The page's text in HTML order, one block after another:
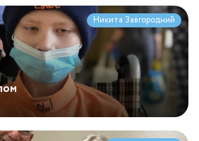
Никита Завгородний